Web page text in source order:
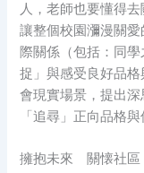
人，老師也要懂得
讓整個校園瀰漫關
際關係（包括：同
捉」與感受良好品
會現實場景，提出
「追尋」正向品格與
擁抱未來 關懐社區